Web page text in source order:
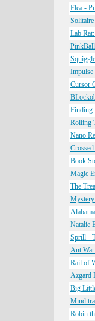
Flea -
Lab
Impulse
Cursor
Finding
Rolling
Nano
Book
Magic
The
Natalie
Sprill -
Ant
Rail of
Azgard
Big
Mind
Robin